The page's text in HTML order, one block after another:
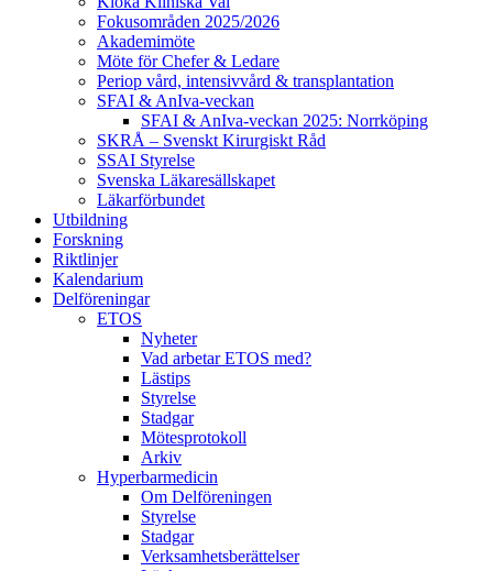
Fokusområden 2025/2026
Akademimöte
Möte för Chefer & Ledare
Periop vård, intensivvård & transplantation
SFAI & AnIva-veckan
SFAI & AnIva-veckan 2025: Norrköping
SKRÅ – Svenskt Kirurgiskt Råd
SSAI Styrelse
Svenska Läkaresällskapet
Läkarförbundet
Utbildning
Forskning
Riktlinjer
Kalendarium
Delföreningar
ETOS
Nyheter
Vad arbetar ETOS med?
Lästips
Styrelse
Stadgar
Mötesprotokoll
Arkiv
Hyperbarmedicin
Om Delföreningen
Styrelse
Stadgar
Verksamhetsberättelser